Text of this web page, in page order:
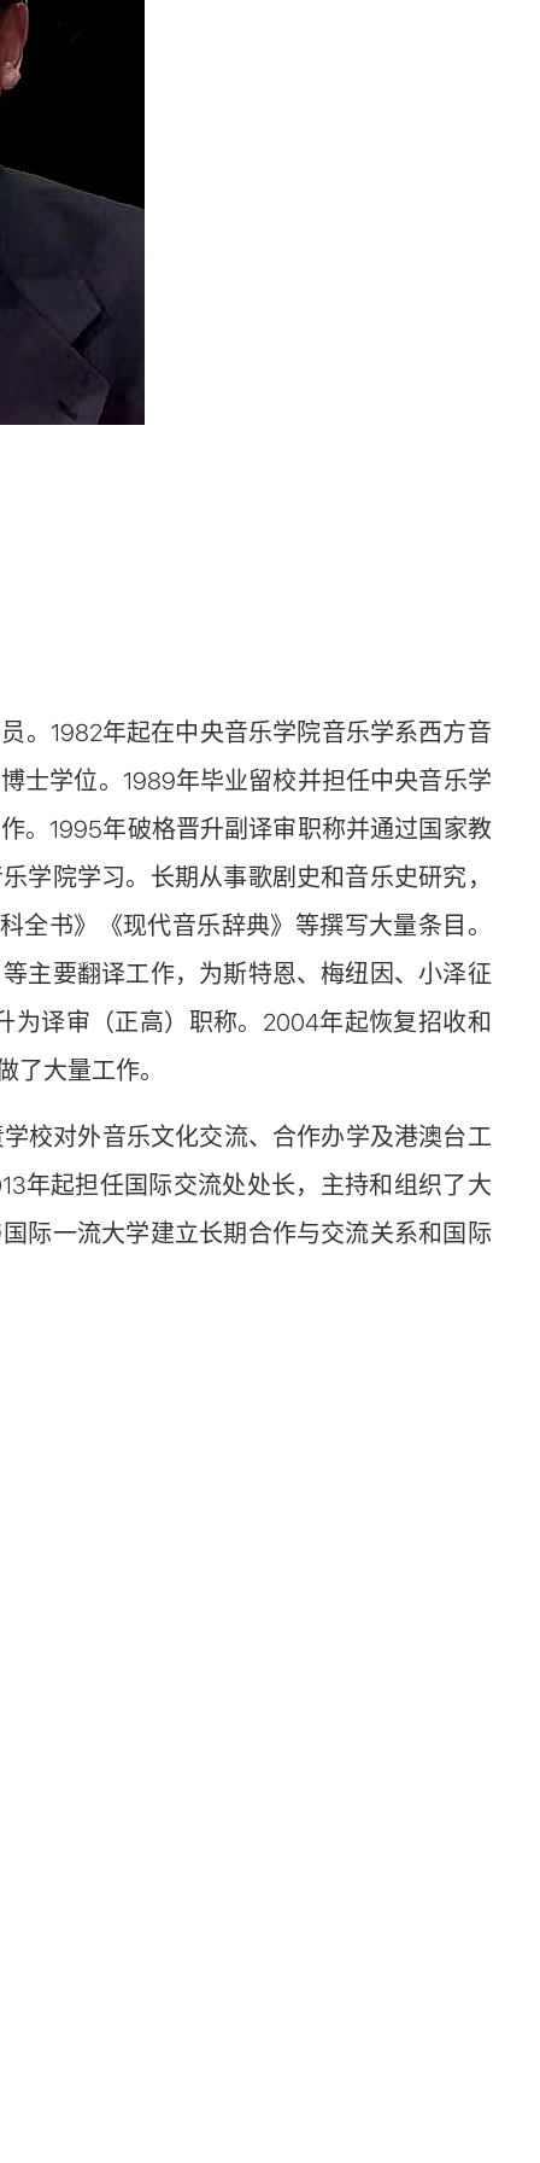
。1982年起在中央音乐学院音乐学系西方音
士学位。1989年毕业留校并担任中央音乐学
。1995年破格晋升副译审职称并通过国家教
学院学习。长期从事歌剧史和音乐史研究，
全书》《现代音乐辞典》等撰写大量条目。
主要翻译工作，为斯特恩、梅纽因、小泽征
译审（正高）职称。2004年起恢复招收和
大量工作。
校对外音乐文化交流、合作办学及港澳台工
年起担任国际交流处处长，主持和组织了大
际一流大学建立长期合作与交流关系和国际